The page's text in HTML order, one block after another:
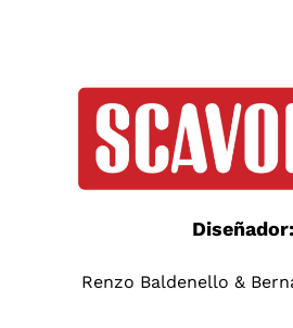
Diseñador:
Renzo Baldenello &